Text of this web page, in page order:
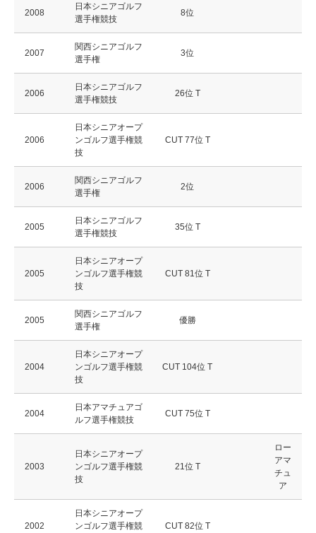
2008
日本シニアゴルフ
選手権競技
8位
2007
関西シニアゴルフ
選手権
3位
2006
日本シニアゴルフ
選手権競技
26位 T
2006
日本シニアオープ
ンゴルフ選手権競
技
CUT 77位 T
2006
関西シニアゴルフ
選手権
2位
2005
日本シニアゴルフ
選手権競技
35位 T
2005
日本シニアオープ
ンゴルフ選手権競
技
CUT 81位 T
2005
関西シニアゴルフ
選手権
優勝
2004
日本シニアオープ
ンゴルフ選手権競
技
CUT 104位 T
2004
日本アマチュアゴ
ルフ選手権競技
CUT 75位 T
2003
日本シニアオープ
ンゴルフ選手権競
技
21位 T
ロー
アマ
チュ
ア
2002
日本シニアオープ
ンゴルフ選手権競
CUT 82位 T